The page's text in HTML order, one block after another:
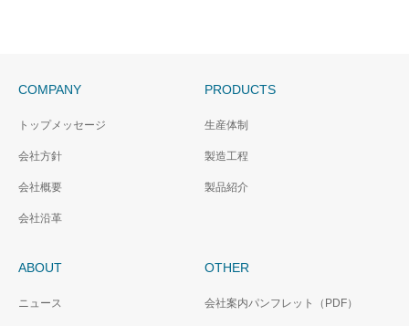
COMPANY
トップメッセージ
会社方針
会社概要
会社沿革
PRODUCTS
生産体制
製造工程
製品紹介
ABOUT
ニュース
OTHER
会社案内パンフレット（PDF）